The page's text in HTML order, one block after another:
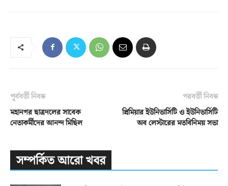
পূর্ববর্তী নিবন্ধ
মহানগর ছাত্রদলের সাবেক
নেতাকর্মীদের আনন্দ মিছিল
পরবর্তী নিবন্ধ
প্রিমিয়ার ইউনিভার্সিটি ও ইউনিভার্সিটি
অব লেস্টারের মতবিনিময় সভা
সম্পর্কিত আরো খবর